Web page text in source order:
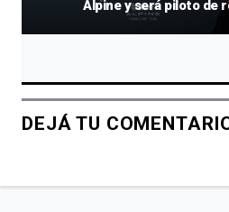
Alpine y será piloto de
DEJÁ TU